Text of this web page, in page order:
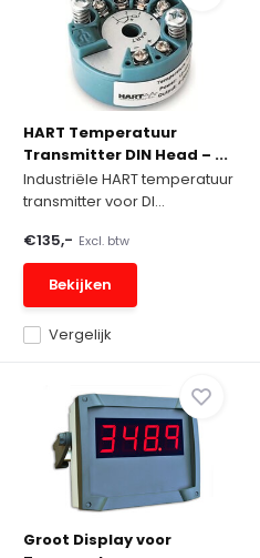
HART Temperatuur
Transmitter DIN Head – ...
Industriële HART temperatuur
transmitter voor DI...
Vergelijk
€135,- Excl. btw
Bekijken
Groot Display voor